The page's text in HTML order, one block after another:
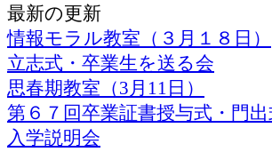
最新の更新
情報モラル教室（３月１８日）
立志式・卒業生を送る会
思春期教室（3月11日）
第６７回卒業証書授与式・門出
入学説明会